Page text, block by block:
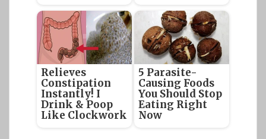
Relieves
Constipation
Instantly! I
Drink & Poop
Like Clockwork
5 Parasite-
Causing Foods
You Should Stop
Eating Right
Now